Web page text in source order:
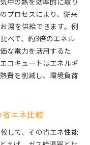
プロセスにより、従来
湯を供給できます。例
べて、約3倍のエネル
な電力を活用するた
コキュートはエネルギ
費を削減し、環境負荷
エネ比較
して、その省エネ性能